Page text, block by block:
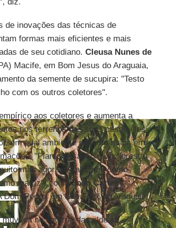
de inovações das técnicas de
formas mais eficientes e mais
de seu cotidiano. Cleusa Nunes de
Macife, em Bom Jesus do Araguaia,
da semente de sucupira: "Testo
com os outros coletores".
aos coletores e aumenta a
nos terrenos das suas casas eles
em qual ambiente nascem mais, em
"Planto casadão (agrofloresta)
mas agora já sabemos como
matriz", contaJoão Carlos
Dom Pedro, em São Félix do Araguaia.
no entorno das aldeias